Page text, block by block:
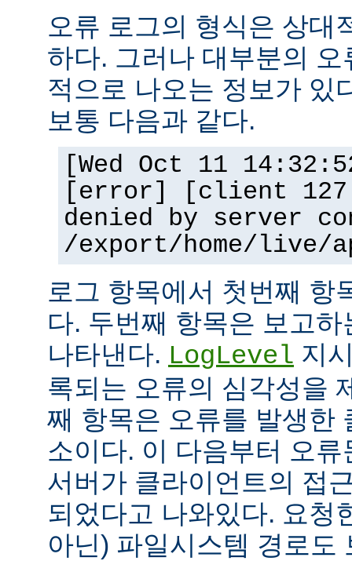
오류 로그의 형식은 상대
하다. 그러나 대부분의
적으로 나오는 정보가 있
보통 다음과 같다.
[Wed Oct 11
[error] [client
denied by server
/export/home/live/
로그 항목에서 첫번째 항
다. 두번째 항목은 보고
나타낸다. LogLevel 지
록되는 오류의 심각성을
째 항목은 오류를 발생한
소이다. 이 다음부터 오
서버가 클라이언트의 접
되었다고 나와있다. 요청
아닌) 파일시스템 경로도